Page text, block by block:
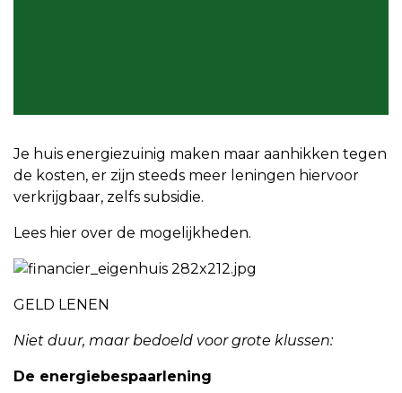
Je huis energiezuinig maken maar aanhikken tegen
de kosten, er zijn steeds meer leningen hiervoor
verkrijgbaar, zelfs subsidie.
Lees hier over de mogelijkheden.
GELD LENEN
Niet duur, maar bedoeld voor grote klussen:
De energiebespaarlening